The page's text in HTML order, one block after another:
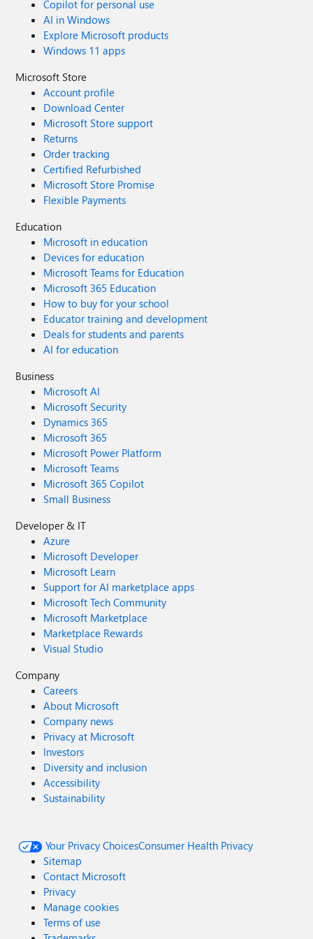
Copilot for personal use
AI in Windows
Explore Microsoft products
Windows 11 apps
Microsoft Store
Account profile
Download Center
Microsoft Store support
Returns
Order tracking
Certified Refurbished
Microsoft Store Promise
Flexible Payments
Education
Microsoft in education
Devices for education
Microsoft Teams for Education
Microsoft 365 Education
How to buy for your school
Educator training and development
Deals for students and parents
AI for education
Business
Microsoft AI
Microsoft Security
Dynamics 365
Microsoft 365
Microsoft Power Platform
Microsoft Teams
Microsoft 365 Copilot
Small Business
Developer & IT
Azure
Microsoft Developer
Microsoft Learn
Support for AI marketplace apps
Microsoft Tech Community
Microsoft Marketplace
Marketplace Rewards
Visual Studio
Company
Careers
About Microsoft
Company news
Privacy at Microsoft
Investors
Diversity and inclusion
Accessibility
Sustainability
Your Privacy ChoicesConsumer Health Privacy
Sitemap
Contact Microsoft
Privacy
Manage cookies
Terms of use